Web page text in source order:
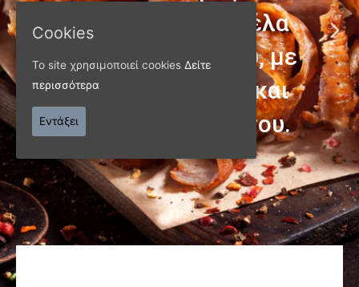
ΠΑΝΩ ΑΠΟ 40 ΧΡΟΝΙΑ
Παράγουμε προϊόντα
εξαιρετικής
ποιότητας
Cookies
Το site χρησιμοποιεί cookies Δείτε
περισσότερα
Εντάξει